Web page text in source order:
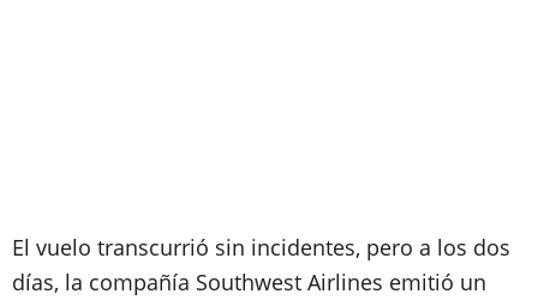
El vuelo transcurrió sin incidentes, pero a los dos
días, la compañía Southwest Airlines emitió un